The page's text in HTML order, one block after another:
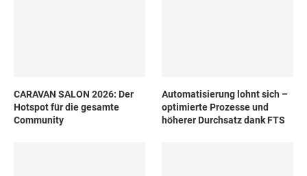
CARAVAN SALON 2026: Der
Hotspot für die gesamte
Community
Automatisierung lohnt sich –
optimierte Prozesse und
höherer Durchsatz dank FTS